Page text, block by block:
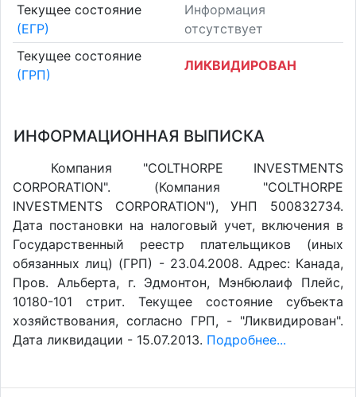
Текущее состояние
(ЕГР)
Информация
отсутствует
Текущее состояние
(ГРП)
ЛИКВИДИРОВАН
ИНФОРМАЦИОННАЯ ВЫПИСКА
Компания "COLTHORPE INVESTMENTS
CORPORATION". (Компания "COLTHORPE
INVESTMENTS CORPORATION"), УНП 500832734.
Дата постановки на налоговый учет, включения в
Государственный реестр плательщиков (иных
обязанных лиц) (ГРП) - 23.04.2008. Адрес: Канада,
Пров. Альберта, г. Эдмонтон, Мэнбюлаиф Плейс,
10180-101 стрит. Текущее состояние субъекта
хозяйствования, согласно ГРП, - "Ликвидирован".
Дата ликвидации - 15.07.2013. Подробнее...